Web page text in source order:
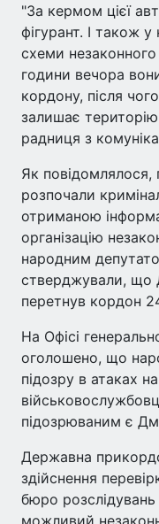
"За кермом цієї
фігурант. І також у
схеми
години вечора
кордону, після
залишає
радниця з
Як повідомлялося,
розпочали
отриманою
організацію
народним
стверджували, що
перетнув кордон
На Офісі
оголошено, що
підозру в атаках
підозрюваним є
Державна
здійснення
бюро
можливий